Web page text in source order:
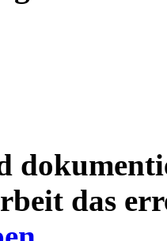
das